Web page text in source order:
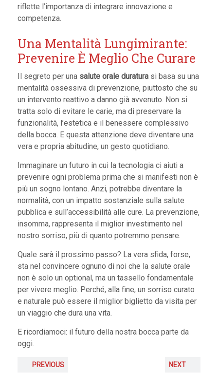
riflette l’importanza di integrare innovazione e
competenza.
Una Mentalità Lungimirante:
Prevenire È Meglio Che Curare
Il segreto per una salute orale duratura si basa su una
mentalità ossessiva di prevenzione, piuttosto che su
un intervento reattivo a danno già avvenuto. Non si
tratta solo di evitare le carie, ma di preservare la
funzionalità, l’estetica e il benessere complessivo
della bocca. E questa attenzione deve diventare una
vera e propria abitudine, un gesto quotidiano.
Immaginare un futuro in cui la tecnologia ci aiuti a
prevenire ogni problema prima che si manifesti non è
più un sogno lontano. Anzi, potrebbe diventare la
normalità, con un impatto sostanziale sulla salute
pubblica e sull’accessibilità alle cure. La prevenzione,
insomma, rappresenta il miglior investimento nel
nostro sorriso, più di quanto potremmo pensare.
Quale sarà il prossimo passo? La vera sfida, forse,
sta nel convincere ognuno di noi che la salute orale
non è solo un optional, ma un tassello fondamentale
per vivere meglio. Perché, alla fine, un sorriso curato
e naturale può essere il miglior biglietto da visita per
un viaggio che dura una vita.
E ricordiamoci: il futuro della nostra bocca parte da
oggi.
PREVIOUS NEXT